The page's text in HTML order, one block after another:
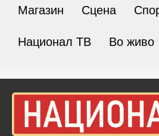
Магазин Сцена
Национал ТВ Во живо